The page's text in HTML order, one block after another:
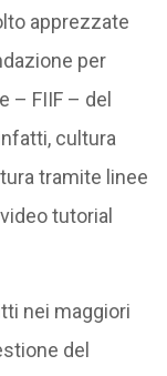
apprezzate
per
– FIIF – del
cultura
tramite linee
tutorial
nei maggiori
del